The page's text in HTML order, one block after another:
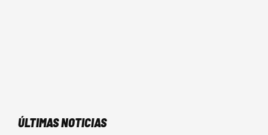
ÚLTIMAS NOTICIAS